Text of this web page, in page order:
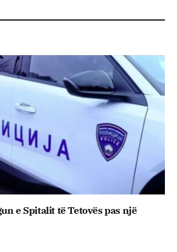
e Spitalit të Tetovës pas një